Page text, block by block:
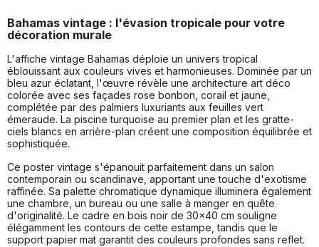
Bahamas vintage : l'évasion tropicale pour votre
décoration murale
L'affiche vintage Bahamas déploie un univers tropical
éblouissant aux couleurs vives et harmonieuses. Dominée par un
bleu azur éclatant, l'œuvre révèle une architecture art déco
colorée avec ses façades rose bonbon, corail et jaune,
complétée par des palmiers luxuriants aux feuilles vert
émeraude. La piscine turquoise au premier plan et les gratte-
ciels blancs en arrière-plan créent une composition équilibrée et
sophistiquée.
Ce poster vintage s'épanouit parfaitement dans un salon
contemporain ou scandinave, apportant une touche d'exotisme
raffinée. Sa palette chromatique dynamique illuminera également
une chambre, un bureau ou une salle à manger en quête
d'originalité. Le cadre en bois noir de 30x40 cm souligne
élégamment les contours de cette estampe, tandis que le
support papier mat garantit des couleurs profondes sans reflet.